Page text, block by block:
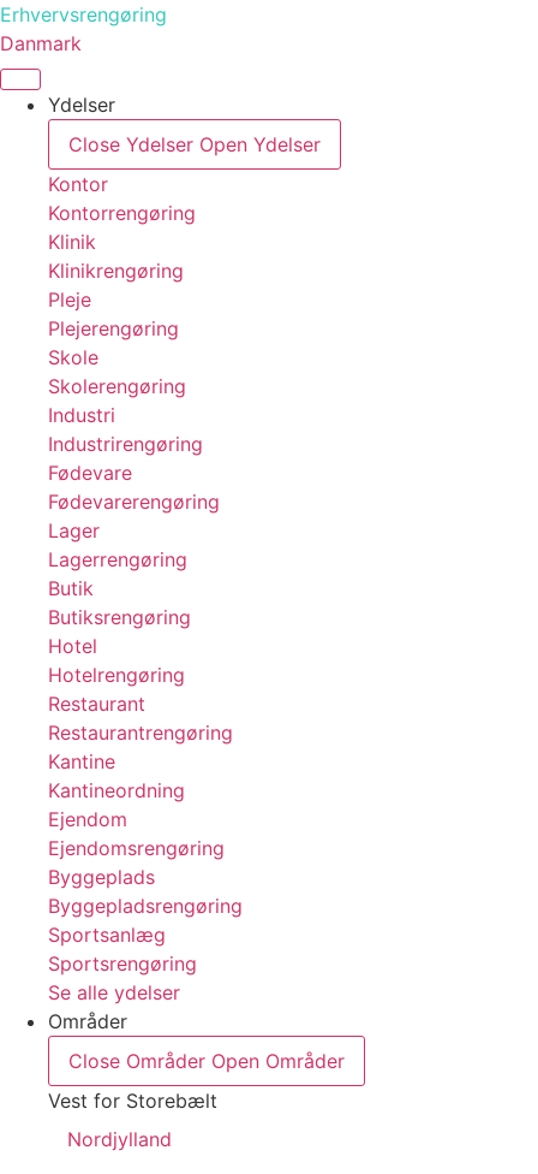
Videre
til
indhold
Erhvervsrengøring
Danmark
Ydelser
Close Ydelser Open Ydelser
Kontor
Kontorrengøring
Klinik
Klinikrengøring
Pleje
Plejerengøring
Skole
Skolerengøring
Industri
Industrirengøring
Fødevare
Fødevarerengøring
Lager
Lagerrengøring
Butik
Butiksrengøring
Hotel
Hotelrengøring
Restaurant
Restaurantrengøring
Kantine
Kantineordning
Ejendom
Ejendomsrengøring
Byggeplads
Byggepladsrengøring
Sportsanlæg
Sportsrengøring
Se alle ydelser
Områder
Close Områder Open Områder
Vest for Storebælt
Nordjylland